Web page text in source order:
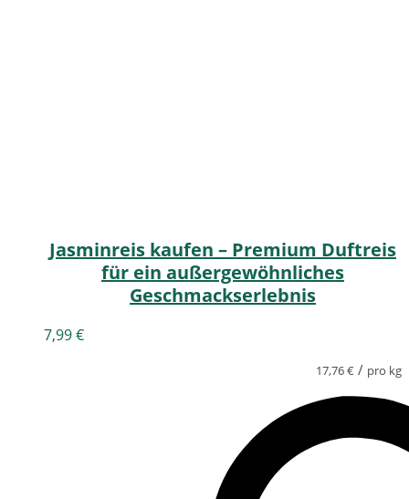
Jasminreis kaufen – Premium Duftreis
für ein außergewöhnliches
Geschmackserlebnis
7,99€
17,76€ / pro kg